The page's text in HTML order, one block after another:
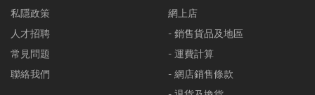
私隱政策
人才招聘
常見問題
聯絡我們
網上店
- 銷售貨品及地區
- 運費計算
- 網店銷售條款